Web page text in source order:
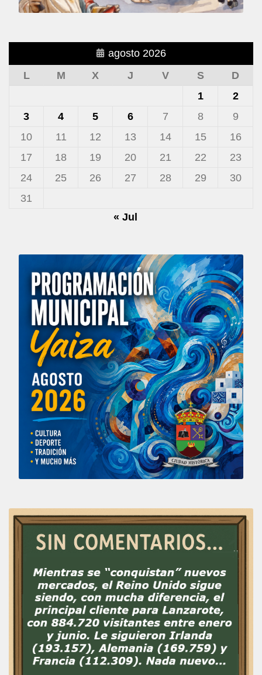
agosto 2026
L
M X J V S
D
1
2
3
4 5 6 7 8
9
10
11 12 13 14 15
16
17
18 19 20 21 22
23
24
25 26 27 28 29
30
31
« Jul